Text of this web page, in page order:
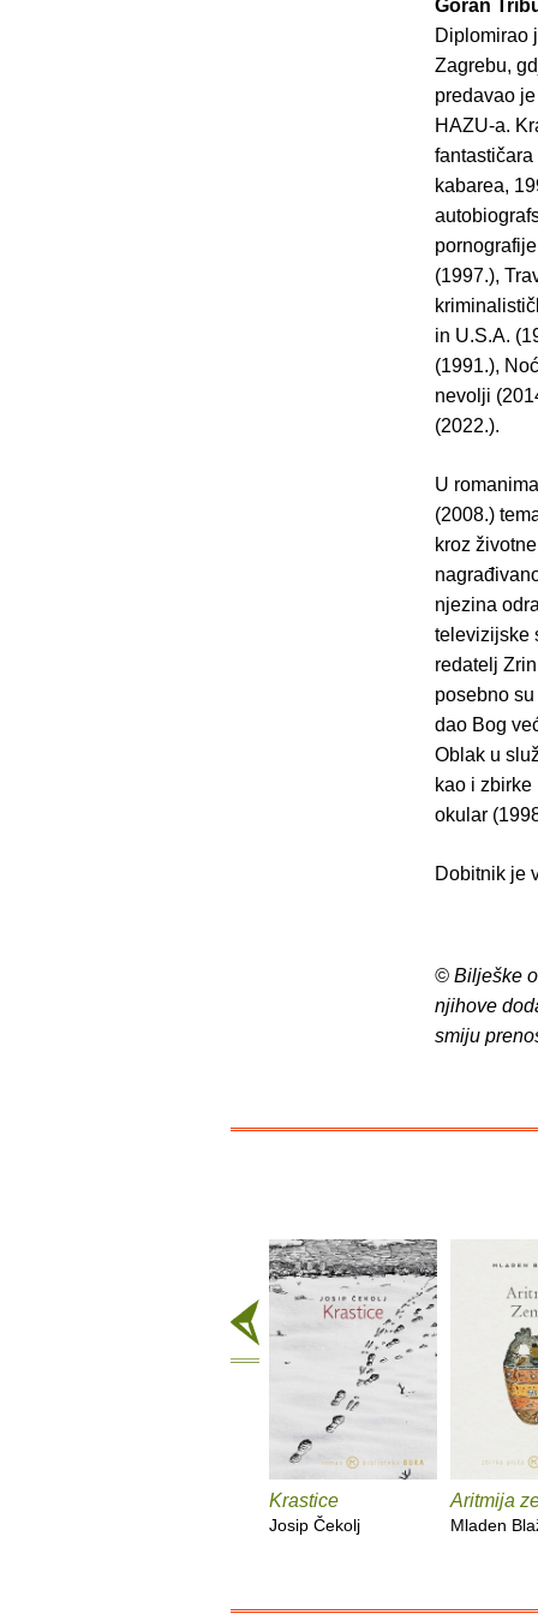
Goran
Diplomirao
Zagrebu,
predavao
HAZU-a.
kabarea,
(1997.),
in U.S.A.
(1991.),
nevolji
(2022.).
U
(2008.)
kroz
njezina
televizijske
redatelj
posebno
dao Bog
Oblak u
kao i
okular
Dobitnik je
© Bilješke
njihove
smiju
Krastice
Josip Čekolj
Aritmija
Mladen